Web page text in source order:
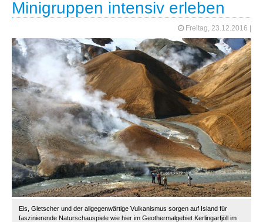
Minigruppen intensiv erleben
Freitag, 23.12.2016
Eis, Gletscher und der allgegenwärtige Vulkanismus sorgen auf Island für
faszinierende Naturschauspiele wie hier im Geothermalgebiet Kerlingarfjöll im